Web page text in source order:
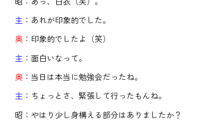
主 ：あれが印象的でした。
奥 ：印象的でしたよ（笑）
主 ：面白いなって。
奥 ：当日は本当に勉強会だったね。
主 ：ちょっとさ、緊張して行ったもんね。
昭：やはり少し身構える部分はありましたか？